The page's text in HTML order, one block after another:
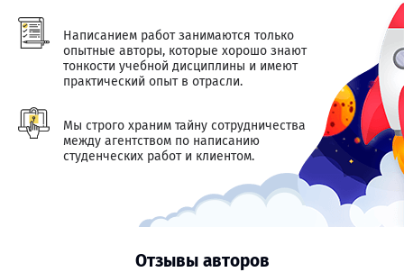
Написанием работ занимаются только
опытные авторы, которые хорошо знают
тонкости учебной дисциплины и имеют
практический опыт в отрасли.
Мы строго храним тайну сотрудничества
между агентством по написанию
студенческих работ и клиентом.
Отзывы авторов